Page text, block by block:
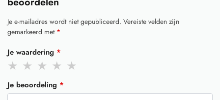
Je e-mailadres wordt niet gepubliceerd. Vereiste velden zijn
gemarkeerd met *
Je waardering *
Je beoordeling *